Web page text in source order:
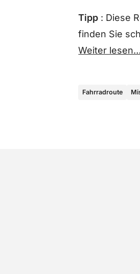
Tipp : Diese
finden Sie
Weiter lesen…
Fahrradroute